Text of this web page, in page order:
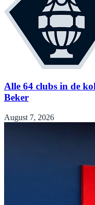
Alle 64 clubs in de
Beker
August 7, 2026